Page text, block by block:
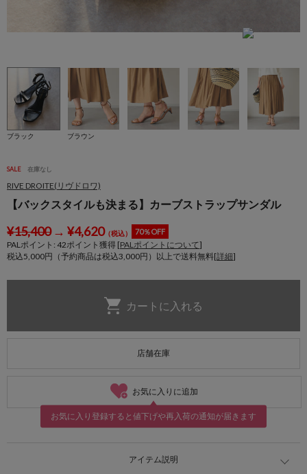
ブラック ブラウン
SALE 在庫なし
RIVE DROITE(リヴドロワ)
【バックスタイルも決まる】カーブストラップサンダル
¥15,400→ ¥4,620（税込） 70％OFF
PALポイント: 42ポイント獲得 [PALポイントについて]
税込5,000円（予約商品は税込3,000円）以上で送料無料[詳細]
店舗在庫
お気に入りに追加
お気に入り登録すると値下げや再入荷の通知が届きます
アイテム説明